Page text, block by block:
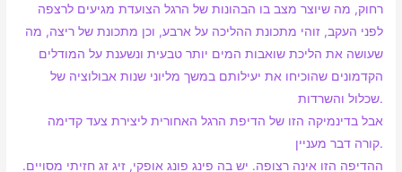
רחוק, מה שיוצר מצב בו הבהונות של הרגל הצועדת מגיעים לרצפה
לפני העקב, זוהי מתכונת ההליכה על ארבע, וכן מתכונת של ריצה, מה
שעושה את הליכת שואבות המים יותר טבעית ונשענת על המודלים
הקדמונים שהוכיחו את יעילותם במשך מליוני שנות אבולוציה של
שכלול והשרדות.
אבל בדינמיקה הזו של הדיפת הרגל האחורית ליצירת צעד קדימה
קורה דבר מעניין.
ההדיפה הזו אינה רצופה. יש בה פינג פונג אופקי, זיג זג חזיתי מסויים.